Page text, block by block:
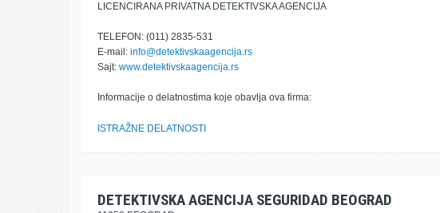
LICENCIRANA PRIVATNA DETEKTIVSKA AGENCIJA
TELEFON: (011) 2835-531
E-mail: info@detektivskaagencija.rs
Sajt: www.detektivskaagencija.rs
Informacije o delatnostima koje obavlja ova firma:
ISTRAŽNE DELATNOSTI
DETEKTIVSKA AGENCIJA SEGURIDAD BEOGRAD